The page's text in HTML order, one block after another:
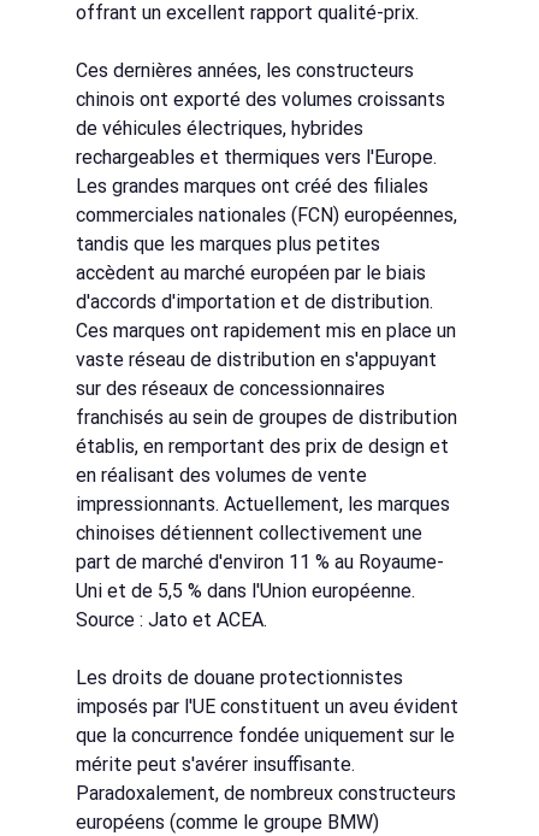
offrant un excellent rapport qualité-prix.
Ces dernières années, les constructeurs
chinois ont exporté des volumes croissants
de véhicules électriques, hybrides
rechargeables et thermiques vers l'Europe.
Les grandes marques ont créé des filiales
commerciales nationales (FCN) européennes,
tandis que les marques plus petites
accèdent au marché européen par le biais
d'accords d'importation et de distribution.
Ces marques ont rapidement mis en place un
vaste réseau de distribution en s'appuyant
sur des réseaux de concessionnaires
franchisés au sein de groupes de distribution
établis, en remportant des prix de design et
en réalisant des volumes de vente
impressionnants. Actuellement, les marques
chinoises détiennent collectivement une
part de marché d'environ 11 % au Royaume-
Uni et de 5,5 % dans l'Union européenne.
Source : Jato et ACEA.
Les droits de douane protectionnistes
imposés par l'UE constituent un aveu évident
que la concurrence fondée uniquement sur le
mérite peut s'avérer insuffisante.
Paradoxalement, de nombreux constructeurs
européens (comme le groupe BMW)